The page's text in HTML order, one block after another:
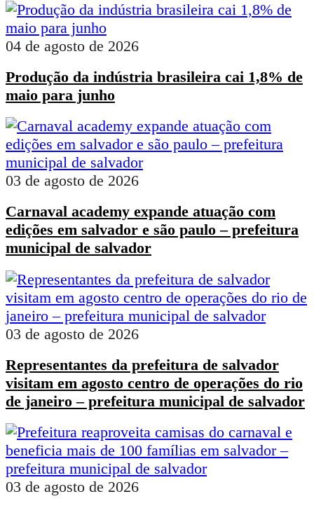
04 de agosto de 2026
Produção da indústria brasileira cai 1,8% de
maio para junho
03 de agosto de 2026
Carnaval academy expande atuação com
edições em salvador e são paulo – prefeitura
municipal de salvador
03 de agosto de 2026
Representantes da prefeitura de salvador
visitam em agosto centro de operações do rio
de janeiro – prefeitura municipal de salvador
03 de agosto de 2026